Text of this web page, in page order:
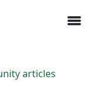
menu
articles